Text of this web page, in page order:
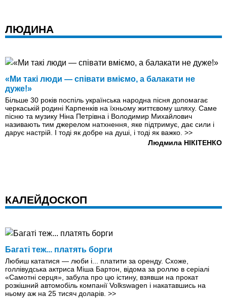
ЛЮДИНА
«Ми такі люди — співати вміємо, а балакати не
дуже!»
Більше 30 років поспіль українська народна пісня допомагає
черкаській родині Карпенків на їхньому життєвому шляху. Саме
пісню та музику Ніна Петрівна i Володимир Михайлович
називають тим джерелом натхнення, яке підтримує, дає сили і
дарує настрій. І тоді як добре на душі, і тоді як важко. >>
Людмила НІКІТЕНКО
КАЛЕЙДОСКОП
Багаті теж... платять борги
Любиш кататися — люби і... платити за оренду. Схоже,
голлівудська актриса Міша Бартон, відома за роллю в серіалі
«Самотні серця», забула про цю істину, взявши на прокат
розкішний автомобіль компанії Volkswagen і накатавшись на
ньому аж на 25 тисяч доларів. >>